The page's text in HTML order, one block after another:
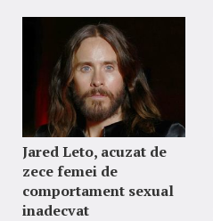
Jared Leto, acuzat de
zece femei de
comportament sexual
inadecvat